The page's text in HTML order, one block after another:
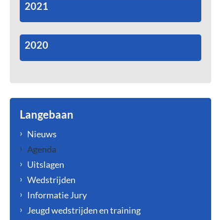
2021
2020
Langebaan
Nieuws
Agenda
Uitslagen
Wedstrijden
Informatie Jury
Jeugd wedstrijden en training